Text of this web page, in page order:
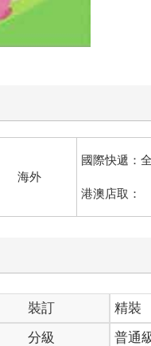
海外
國際快遞：
港澳店取：
裝訂
精裝
分級
普通